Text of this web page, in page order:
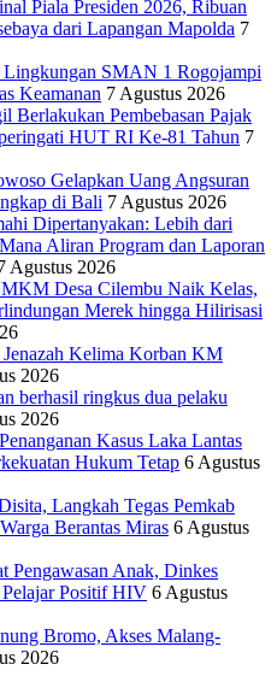
Piala Presiden 2026, Ribuan
dari Lapangan Mapolda 7
Lingkungan SMAN 1 Rogojampi
Keamanan 7 Agustus 2026
Berlakukan Pembebasan Pajak
HUT RI Ke-81 Tahun 7
Gelapkan Uang Angsuran
di Bali 7 Agustus 2026
Dipertanyakan: Lebih dari
Aliran Program dan Laporan
Agustus 2026
Desa Cilembu Naik Kelas,
Merek hingga Hilirisasi
Kelima Korban KM
2026
berhasil ringkus dua pelaku
2026
Kasus Laka Lantas
Hukum Tetap 6 Agustus
Langkah Tegas Pemkab
Berantas Miras 6 Agustus
Pengawasan Anak, Dinkes
Positif HIV 6 Agustus
Bromo, Akses Malang-
2026